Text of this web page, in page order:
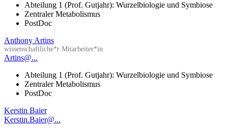
Abteilung 1 (Prof. Gutjahr): Wurzelbiologie und Symbiose
Zentraler Metabolismus
PostDoc
Anthony Artins
wissenschaftliche*r Mitarbeiter*in
Artins@...
Abteilung 1 (Prof. Gutjahr): Wurzelbiologie und Symbiose
Zentraler Metabolismus
PostDoc
Kerstin Baier
Kerstin.Baier@...